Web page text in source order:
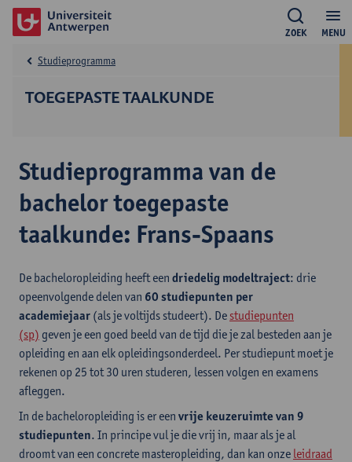
MENU
ZOEK
TOEGEPASTE TAALKUNDE
Studieprogramma
Studieprogramma van de
bachelor toegepaste
taalkunde: Frans-Spaans
De bacheloropleiding heeft een driedelig modeltraject: drie
opeenvolgende delen van 60 studiepunten per
academiejaar (als je voltijds studeert). De studiepunten
(sp) geven je een goed beeld van de tijd die je zal besteden aan je
opleiding en aan elk opleidingsonderdeel. Per studiepunt moet je
rekenen op 25 tot 30 uren studeren, lessen volgen en examens
afleggen.
In de bacheloropleiding is er een vrije keuzeruimte van 9
studiepunten. In principe vul je die vrij in, maar als je al
droomt van een concrete masteropleiding, dan kan onze leidraad